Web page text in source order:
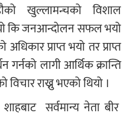
खुल्लामन्चको विशाल
कि जनआन्दोलन सफल भयो
प्राप्त भयो तर प्राप्त
लागी आर्थिक क्रान्ति
राख्नु भएको थियो ।
सर्वमान्य नेता बीर